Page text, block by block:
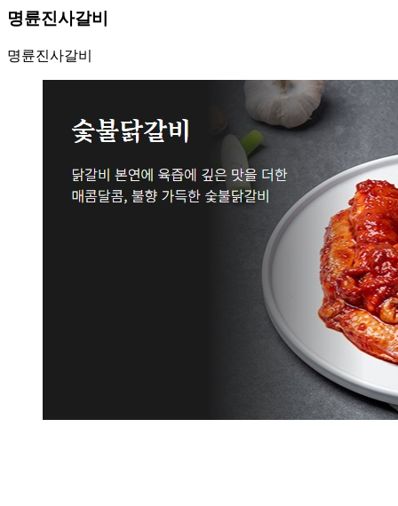
명륜진사갈비
명륜진사갈비